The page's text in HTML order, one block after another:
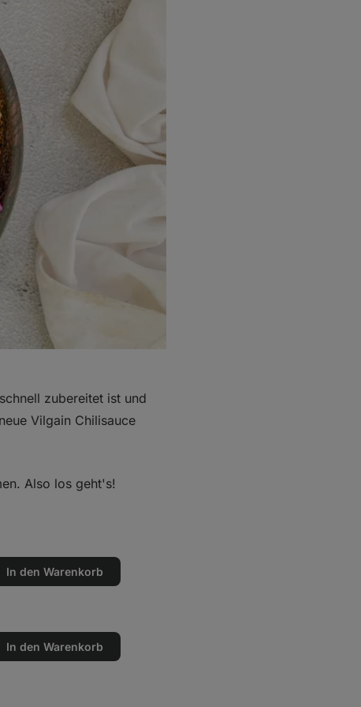
zubereitet ist und
Vilgain Chilisauce
Also los geht's!
In den Warenkorb
In den Warenkorb